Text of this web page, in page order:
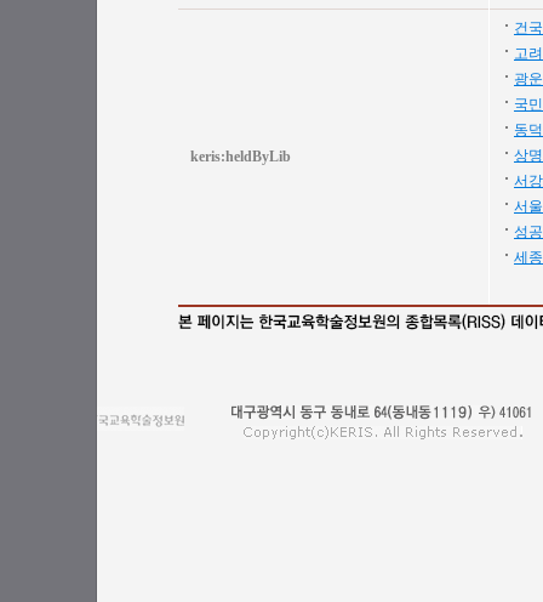
keris:heldByLib
건
고
광
국
동
상
서
서
성
세